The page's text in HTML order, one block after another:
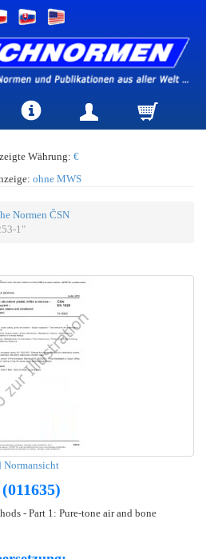
Währung: €
ohne MWS
Normen ČSN
1"
Normansicht
- Part 1: Pure-tone air and bone